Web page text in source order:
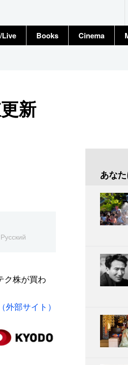
Live Books Cinema
新
Русский
ク株が買わ
部サイト）
あな